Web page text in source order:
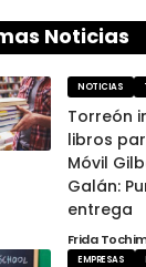
Noticias
NOTICIAS
Torreón
libros
Móvil
Galán:
entrega
Frida
EMPRESAS